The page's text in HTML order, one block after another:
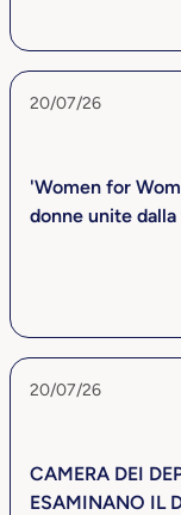
20/07/26
'Women for
donne unite
20/07/26
CAMERA DEI
ESAMINANO IL